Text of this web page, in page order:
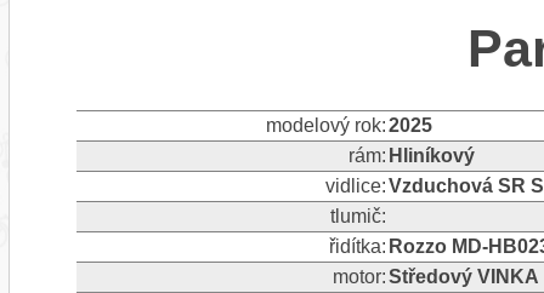
modelový rok:2025
rám: Hliníkový
vidlice:Vzduchová SR
tlumič:
řidítka: Rozzo MD-
motor:Středový VINKA